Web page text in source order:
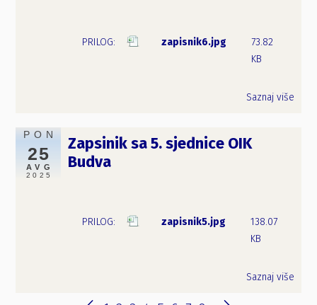
zapisnik6.jpg
73.82
KB
Saznaj više
PON
25
AVG
2025
Zapsinik sa 5. sjednice OIK
Budva
zapisnik5.jpg
138.07
KB
Saznaj više